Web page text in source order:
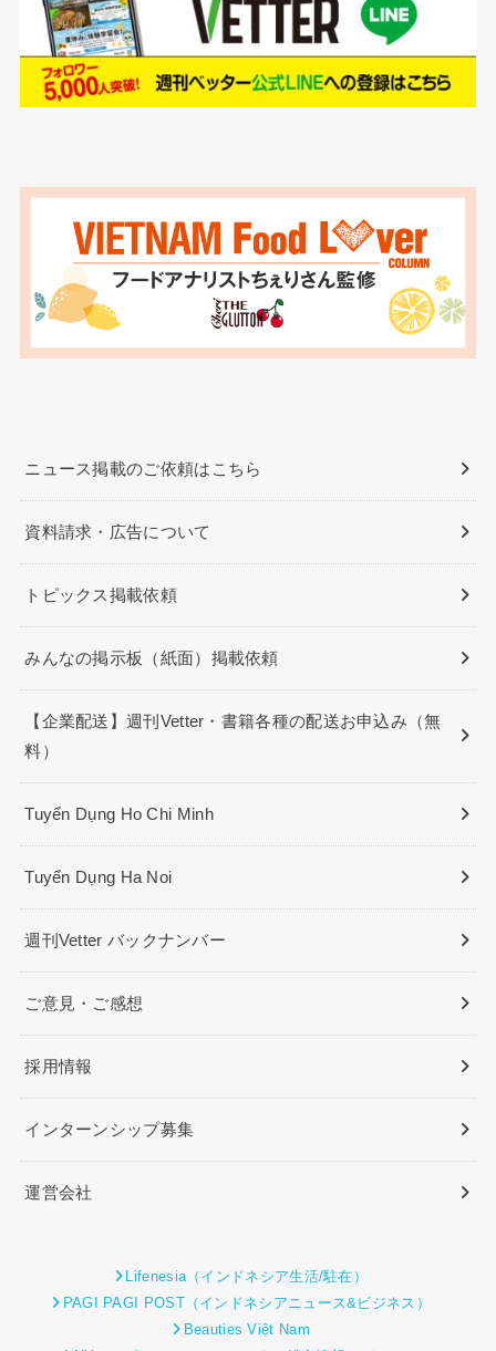
ニュース掲載のご依頼はこちら
資料請求・広告について
トピックス掲載依頼
みんなの掲示板（紙面）掲載依頼
【企業配送】週刊Vetter・書籍各種の配送お申込み（無
料）
Tuyển Dụng Ho Chi Minh
Tuyển Dụng Ha Noi
週刊Vetter バックナンバー
ご意見・ご感想
採用情報
インターンシップ募集
運営会社
Lifenesia（インドネシア生活/駐在）
PAGI PAGI POST（インドネシアニュース&ビジネス）
Beauties Việt Nam